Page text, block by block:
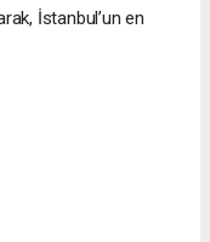
İstanbul’un en